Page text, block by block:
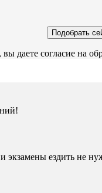
даете согласие на
экзамены ездить не